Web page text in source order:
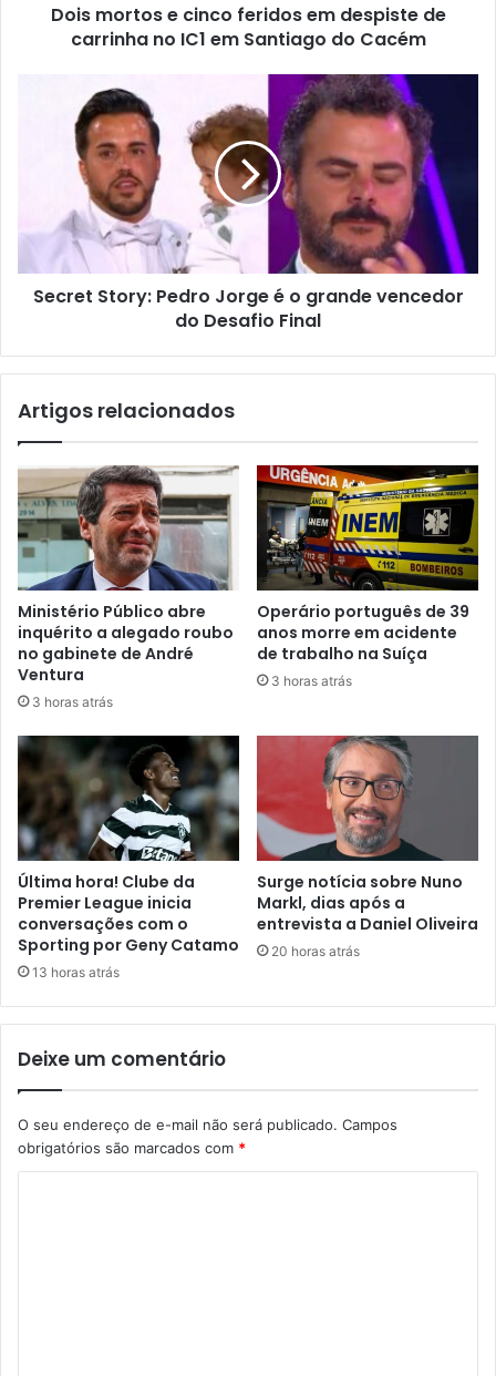
Dois mortos e cinco feridos em despiste de
carrinha no IC1 em Santiago do Cacém
Secret Story: Pedro Jorge é o grande vencedor
do Desafio Final
Artigos relacionados
Ministério Público abre
inquérito a alegado roubo
no gabinete de André
Ventura
3 horas atrás
Operário português de 39
anos morre em acidente
de trabalho na Suíça
3 horas atrás
Última hora! Clube da
Premier League inicia
conversações com o
Sporting por Geny Catamo
13 horas atrás
Surge notícia sobre Nuno
Markl, dias após a
entrevista a Daniel Oliveira
20 horas atrás
Deixe um comentário
O seu endereço de e-mail não será publicado. Campos
obrigatórios são marcados com *